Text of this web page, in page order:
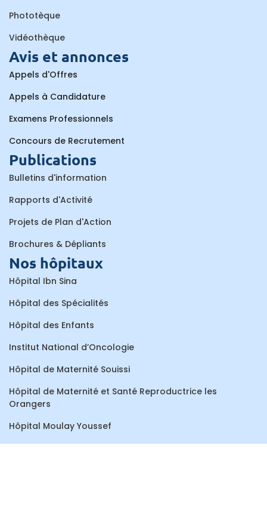
Phototèque
Vidéothèque
Avis et annonces
Appels d'Offres
Appels à Candidature
Examens Professionnels
Concours de Recrutement
Publications
Bulletins d'information
Rapports d'Activité
Projets de Plan d'Action
Brochures & Dépliants
Nos hôpitaux
Hôpital Ibn Sina
Hôpital des Spécialités
Hôpital des Enfants
Institut National d’Oncologie
Hôpital de Maternité Souissi
Hôpital de Maternité et Santé Reproductrice les
Orangers
Hôpital Moulay Youssef
Centre de Consultations et de Traitements Dentaires